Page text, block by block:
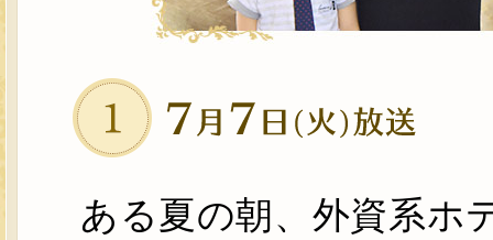
ある夏の朝、外資系ホ